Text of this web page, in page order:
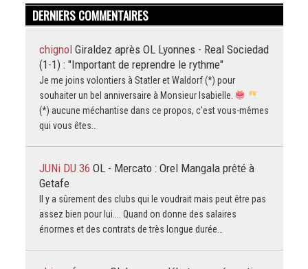
DERNIERS COMMENTAIRES
chignol Giraldez après OL Lyonnes - Real Sociedad
(1-1) : "Important de reprendre le rythme"
Je me joins volontiers à Statler et Waldorf (*) pour
souhaiter un bel anniversaire à Monsieur Isabielle.
(*) aucune méchantise dans ce propos, c'est vous-mêmes
qui vous êtes…
JUNi DU 36 OL - Mercato : Orel Mangala prêté à
Getafe
Il y a sûrement des clubs qui le voudrait mais peut être pas
assez bien pour lui.... Quand on donne des salaires
énormes et des contrats de très longue durée…